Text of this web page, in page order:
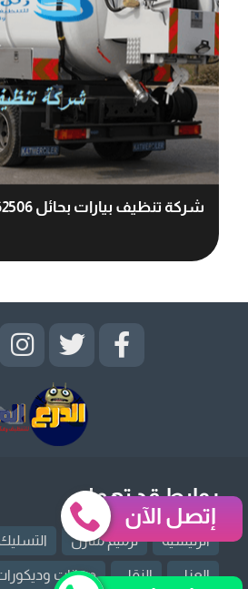
شركة تنظيف بيارات بحائل 0503162506
روابط قد تهمك
الرئيسية ترميم منازل
العزل النقل دهانات
إتصل الآن